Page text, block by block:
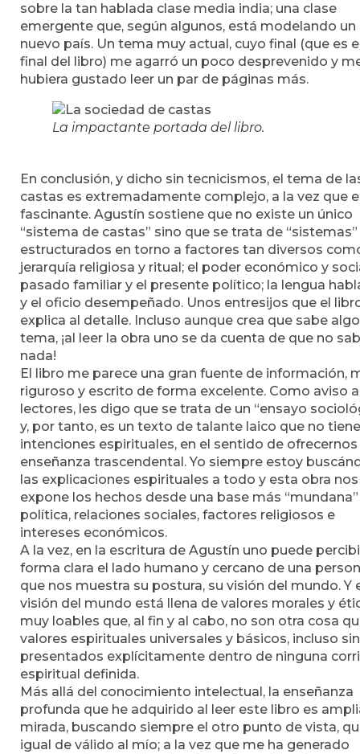
sobre la tan hablada clase media india; una clase
emergente que, según algunos, está modelando un
nuevo país. Un tema muy actual, cuyo final (que es
final del libro) me agarró un poco desprevenido y
hubiera gustado leer un par de páginas más.
La impactante portada del libro.
En conclusión, y dicho sin tecnicismos, el tema de
castas es extremadamente complejo, a la vez que
fascinante. Agustín sostiene que no existe un único
“sistema de castas” sino que se trata de “sistemas”
estructurados en torno a factores tan diversos
jerarquía religiosa y ritual; el poder económico y
pasado familiar y el presente político; la lengua
y el oficio desempeñado. Unos entresijos que el
explica al detalle. Incluso aunque crea que sabe
tema, ¡al leer la obra uno se da cuenta de que no
nada!
El libro me parece una gran fuente de información,
riguroso y escrito de forma excelente. Como aviso
lectores, les digo que se trata de un “ensayo
y, por tanto, es un texto de talante laico que no tiene
intenciones espirituales, en el sentido de ofrecernos
enseñanza trascendental. Yo siempre estoy
las explicaciones espirituales a todo y esta obra nos
expone los hechos desde una base más
política, relaciones sociales, factores religiosos e
intereses económicos.
A la vez, en la escritura de Agustín uno puede
forma clara el lado humano y cercano de una
que nos muestra su postura, su visión del mundo. Y
visión del mundo está llena de valores morales y
muy loables que, al fin y al cabo, no son otra cosa
valores espirituales universales y básicos, incluso
presentados explícitamente dentro de ninguna
espiritual definida.
Más allá del conocimiento intelectual, la enseñanza
profunda que he adquirido al leer este libro es
mirada, buscando siempre el otro punto de vista,
igual de válido al mío; a la vez que me ha generado